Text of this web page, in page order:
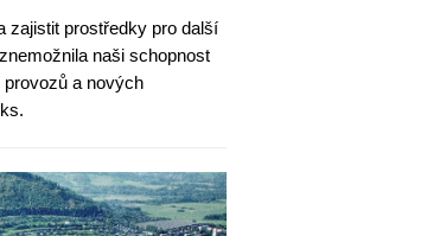
zajistit prostředky pro další
naši schopnost
a nových